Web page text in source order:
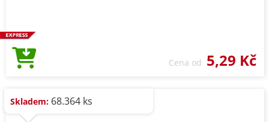
Cena od 5,29 Kč
Skladem: 68.364 ks